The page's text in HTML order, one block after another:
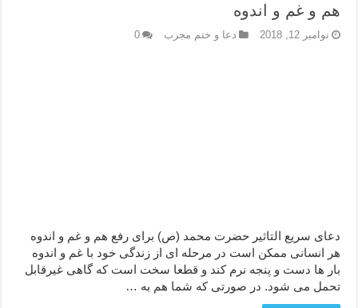
هم و غم و اندوه
نوامبر 12, 2018 دعا و ختم مجرب 0
دعای سریع التاثیر حضرت محمد (ص) برای رفع هم و غم و اندوه
هر انسانی ممکن است در مرحله ای از زندگی خود با غم و اندوه
بار ها دست و پنجه نرم کند و قطعا سخت است که گاهی غیرقابل
تحمل می شود. در صورتی که شما هم به …